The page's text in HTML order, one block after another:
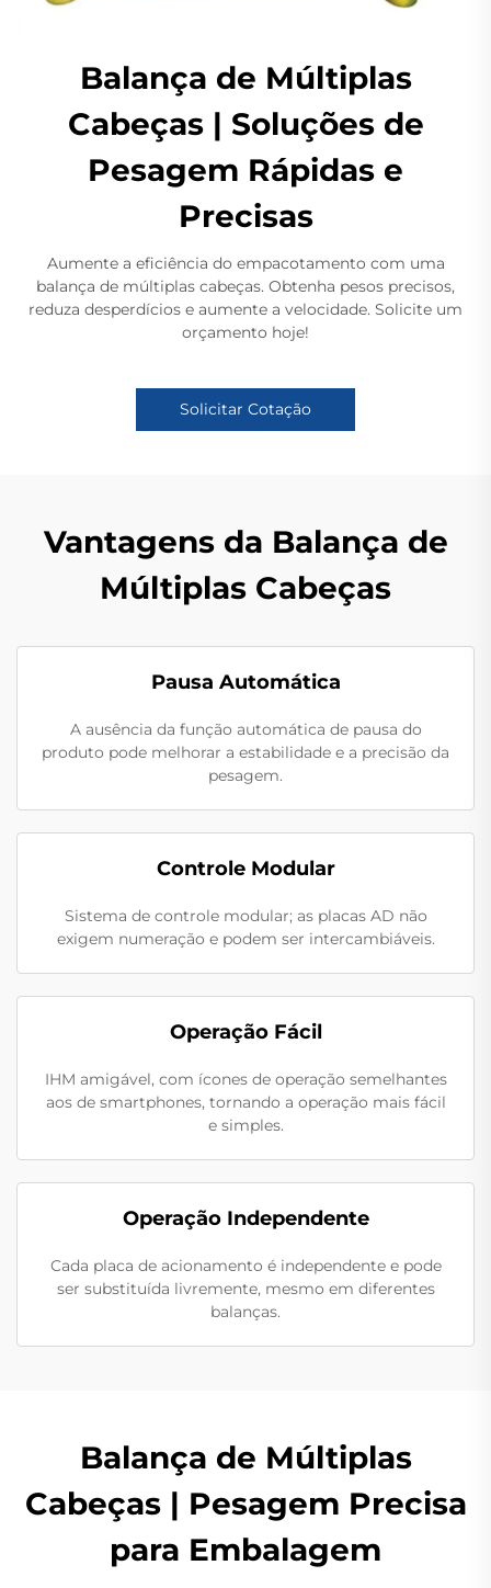
Balança de Múltiplas
Cabeças | Soluções de
Pesagem Rápidas e
Precisas
Aumente a eficiência do empacotamento com uma
balança de múltiplas cabeças. Obtenha pesos precisos,
reduza desperdícios e aumente a velocidade. Solicite um
orçamento hoje!
Solicitar Cotação
Vantagens da Balança de
Múltiplas Cabeças
Pausa Automática
A ausência da função automática de pausa do
produto pode melhorar a estabilidade e a precisão da
pesagem.
Controle Modular
Sistema de controle modular; as placas AD não
exigem numeração e podem ser intercambiáveis.
Operação Fácil
IHM amigável, com ícones de operação semelhantes
aos de smartphones, tornando a operação mais fácil
e simples.
Operação Independente
Cada placa de acionamento é independente e pode
ser substituída livremente, mesmo em diferentes
balanças.
Balança de Múltiplas
Cabeças | Pesagem Precisa
para Embalagem